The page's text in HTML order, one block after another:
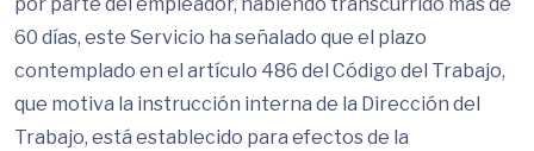
60 días, este Servicio ha señalado que el plazo
contemplado en el artículo 486 del Código del Trabajo,
que motiva la instrucción interna de la Dirección del
Trabajo, está establecido para efectos de la